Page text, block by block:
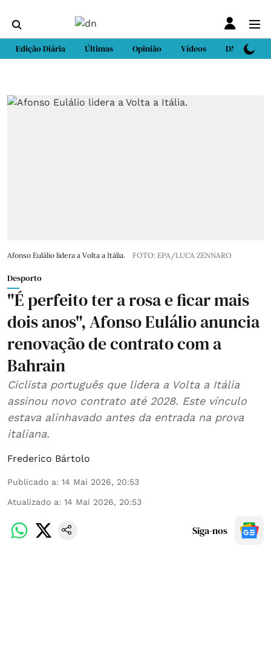
Edição Diária Últimas Opinião Vídeos DN Sport
Afonso Eulálio lidera a Volta a Itália. FOTO: EPA/LUCA ZENNARO
Desporto
"É perfeito ter a rosa e ficar mais
dois anos", Afonso Eulálio anuncia
renovação de contrato com a
Bahrain
Ciclista português que lidera a Volta a Itália
assinou novo contrato até 2028. Este vínculo
estava alinhavado antes da entrada na prova
italiana.
Frederico Bártolo
Publicado a: 14 Mai 2026, 20:53
Atualizado a: 14 Mai 2026, 20:53
Siga-nos